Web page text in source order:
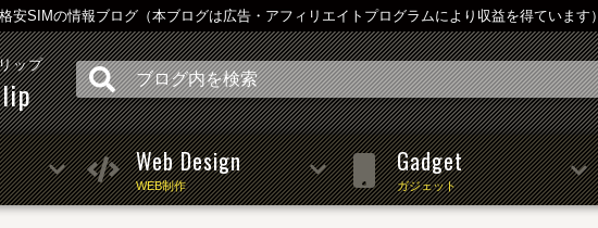
安SIMの情報ブログ（本ブログは広告・アフィリエイトプログラムにより収益を得ています）
ップ
Web Design
WEB制作
Gadget
ガジェット